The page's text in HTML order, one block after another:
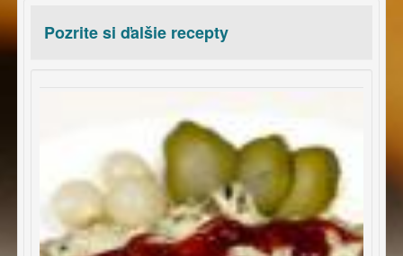
Pozrite si ďalšie recepty